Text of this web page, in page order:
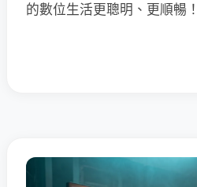
的數位生活更聰明、更順暢！